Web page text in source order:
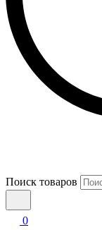
Поиск товаров
0